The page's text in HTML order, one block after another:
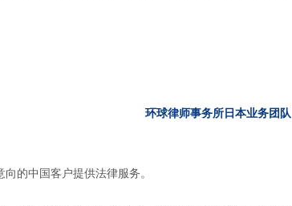
环球律师事务所日本业务团队
的中国客户提供法律服务。